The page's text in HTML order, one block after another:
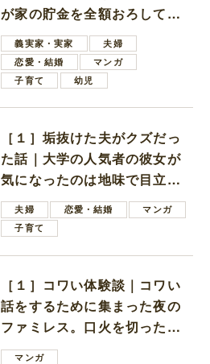
が家の貯金を全額おろしてほ
しいと言ってきた
義実家・実家
夫婦
恋愛・結婚
マンガ
子育て
幼児
［１］垢抜けた夫がクズだっ
た話｜大学の人気者の彼女が
気になったのは地味で目立た
ない男子学生
夫婦 恋愛・結婚
マンガ
子育て
［１］コワい体験談｜コワい
話をするために集まった夜の
ファミレス。口火を切ったの
は電車好きの男の子ママ
マンガ